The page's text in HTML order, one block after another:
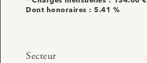
Dont honoraires : 5.41 %
Secteur